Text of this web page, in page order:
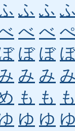
ふ ふ
べ べ
ぼ ぼ
み み
も も
ゆ ゆ